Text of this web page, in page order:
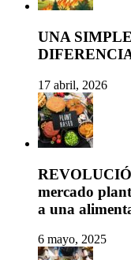
UNA
17 abril, 2026
mercado
a una
6 mayo, 2025